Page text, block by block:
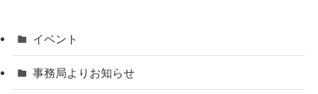
イベント
事務局よりお知らせ